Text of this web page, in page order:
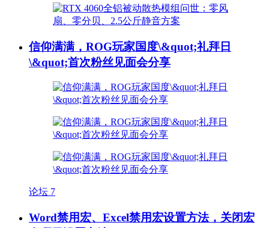
信仰满满，ROG玩家国度\&quot;礼拜日
\&quot;首次粉丝见面会分享
论坛 7
Word禁用宏、Excel禁用宏设置方法，关闭宏